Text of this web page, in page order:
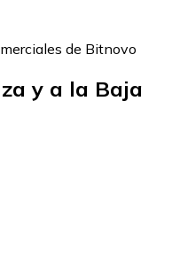
de Bitnovo
y a la Baja